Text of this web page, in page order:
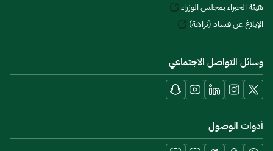
هيئة الخبراء بمجلس الوزراء
الإبلاغ عن فساد (نزاهة)
وسائل التواصل الاجتماعي
أدوات الوصول